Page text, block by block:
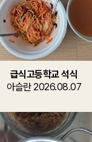
급식고등학교 석식
아슬란 2026.08.07